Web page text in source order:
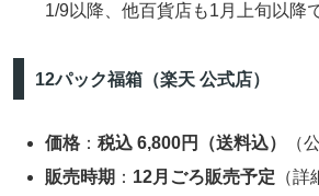
1/9以降、他百貨店も1月上旬以降
12パック福箱（楽天 公式店）
価格 ：税込 6,800円（送料込）
（
販売時期 ： 12月ごろ販売予定 （